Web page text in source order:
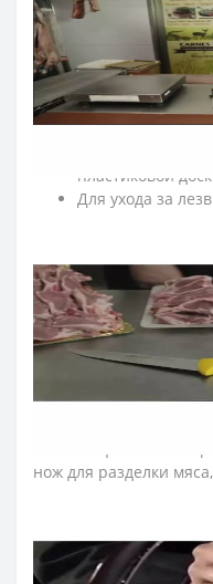
➤Как ухаживать за
Мойте кухонные
использования.
По
После
ножи мягкой
пластиковой
Для ухода за
детей месте.
Не применять
температурах
воздействия
➤Какие ножи
нож для разделки
поварские ножи,
ножи, ножи для